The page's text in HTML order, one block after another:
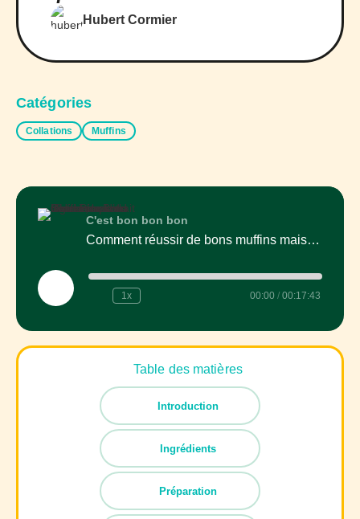
Hubert Cormier
Catégories
Collations Muffins
C'est bon bon bon
Comment réussir de bons muffins maison : texture, astuces et idées à essayer
Play
Episode
1x 00:00 / 00:17:43
Table des matières
Introduction
Ingrédients
Préparation